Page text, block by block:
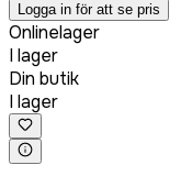
Logga in för att se pris
Onlinelager
I lager
Din butik
I lager